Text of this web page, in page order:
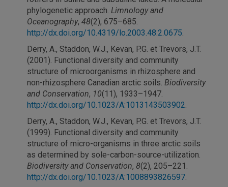
phylogenetic approach. Limnology and
Oceanography, 48(2), 675–685.
http://dx.doi.org/10.4319/lo.2003.48.2.0675.
Derry, A., Staddon, W.J., Kevan, P.G. et Trevors, J.T.
(2001). Functional diversity and community
structure of microorganisms in rhizosphere and
non-rhizosphere Canadian arctic soils. Biodiversity
and Conservation, 10(11), 1933–1947.
http://dx.doi.org/10.1023/A:1013143503902.
Derry, A., Staddon, W.J., Kevan, P.G. et Trevors, J.T.
(1999). Functional diversity and community
structure of micro-organisms in three arctic soils
as determined by sole-carbon-source-utilization.
Biodiversity and Conservation, 8(2), 205–221.
http://dx.doi.org/10.1023/A:1008893826597.